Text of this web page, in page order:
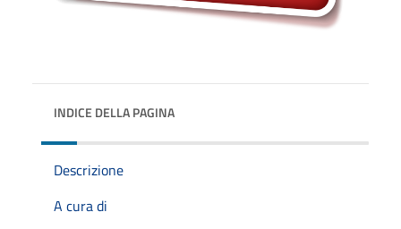
INDICE DELLA PAGINA
Descrizione
A cura di